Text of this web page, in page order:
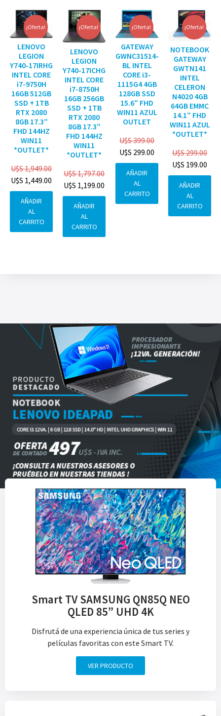
¡Oferta!
LENOVO
LEGION
Y740-17IRHG
INTEL CORE
i7-9750H
16GB 512GB
SSD + 1TB
RTX 2080
8GB 17.3″
FHD 144HZ
WIN11
*OUTLET*
U$S1,949.00
U$S 1,449.00
AÑADIR
AL
CARRITO
¡Oferta!
LENOVO
LEGION
Y740-17ICHG
INTEL CORE
i7-8750H
16GB 256GB
SSD + 1TB
RTX 2080
8GB 17.3″
FHD 144HZ
WIN11
*OUTLET*
U$S1,797.00
U$S 1,199.00
AÑADIR
AL
CARRITO
¡Oferta!
GATEWAY
GWNC31514-
BL INTEL
CORE i3-
1115G4 4GB
128GB SSD
15.6″ FHD
WIN11 AZUL
OUTLET
U$S399.00
U$S 299.00
AÑADIR
AL
CARRITO
¡Oferta!
NOTEBOOK
GATEWAY
GWTN141
INTEL
CELERON
N4020 4GB
64GB EMMC
14.1″ FHD
WIN11 AZUL
*OUTLET*
U$S299.00
U$S 199.00
AÑADIR
AL
CARRITO
Smart TV SAMSUNG QN85Q NEO
QLED 85” UHD 4K
Disfrutá de una experiencia única de tus series y
películas favoritas con este Smart TV.
VER PRODUCTO